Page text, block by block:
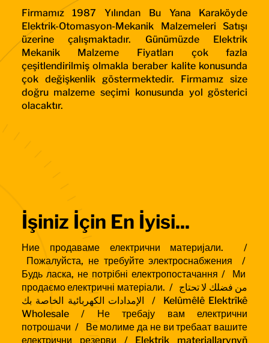
Firmamız 1987 Yılından Bu Yana Karaköyde
Elektrik-Otomasyon-Mekanik Malzemeleri Satışı
üzerine çalışmaktadır. Günümüzde Elektrik
Mekanik Malzeme Fiyatları çok fazla
çeşitlendirilmiş olmakla beraber kalite konusunda
çok değişkenlik göstermektedir. Firmamız size
doğru malzeme seçimi konusunda yol gösterici
olacaktır.
İşiniz İçin En İyisi...
Ние продаваме електрични материјали. /
Пожалуйста, не требуйте электроснабжения /
Будь ласка, не потрібні електропостачання /
Ми
продаємо електричні матеріали. /
الإمدادات الكهربائية الخاصة بك / Kelûmêlê Elektrîkê
Wholesale / Не требају вам електрични
потрошачи /
Ве молиме да не ви требаат вашите
електрични резерви / Elektrik materiallarynyň